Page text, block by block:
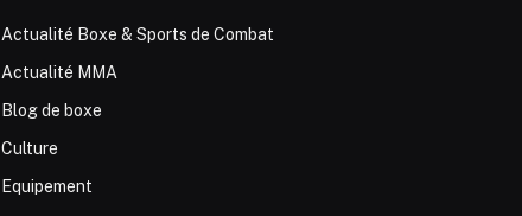
Actualité Boxe & Sports de Combat
Actualité MMA
Blog de boxe
Culture
Equipement